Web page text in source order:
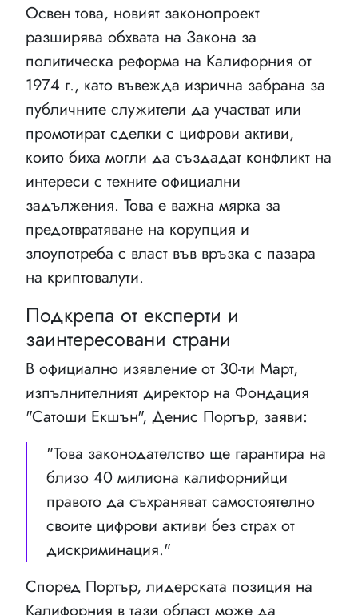
Освен това, новият законопроект
разширява обхвата на Закона за
политическа реформа на Калифорния от
1974 г., като въвежда изрична забрана за
публичните служители да участват или
промотират сделки с цифрови активи,
които биха могли да създадат конфликт на
интереси с техните официални
задължения. Това е важна мярка за
предотвратяване на корупция и
злоупотреба с власт във връзка с пазара
на криптовалути.
Подкрепа от експерти и
заинтересовани страни
В официално изявление от 30-ти Март,
изпълнителният директор на Фондация
"Сатоши Екшън", Денис Портър, заяви:
"Това законодателство ще гарантира на
близо 40 милиона калифорнийци
правото да съхраняват самостоятелно
своите цифрови активи без страх от
дискриминация."
Според Портър, лидерската позиция на